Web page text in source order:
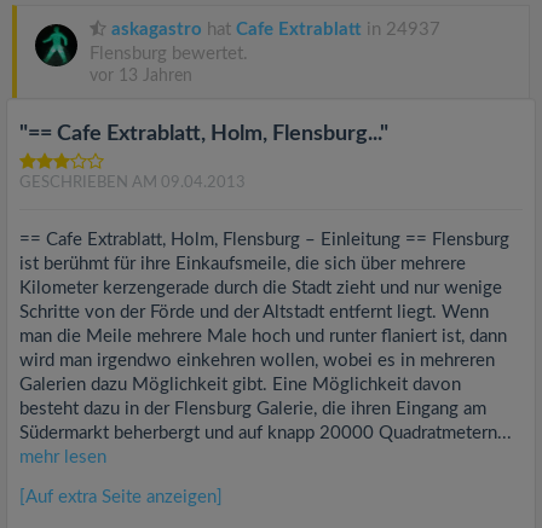
askagastro hat Cafe Extrablatt in 24937
Flensburg bewertet.
vor 13 Jahren
"== Cafe Extrablatt, Holm, Flensburg..."
GESCHRIEBEN AM 09.04.2013
== Cafe Extrablatt, Holm, Flensburg – Einleitung == Flensburg
ist berühmt für ihre Einkaufsmeile, die sich über mehrere
Kilometer kerzengerade durch die Stadt zieht und nur wenige
Schritte von der Förde und der Altstadt entfernt liegt. Wenn
man die Meile mehrere Male hoch und runter flaniert ist, dann
wird man irgendwo einkehren wollen, wobei es in mehreren
Galerien dazu Möglichkeit gibt. Eine Möglichkeit davon
besteht dazu in der Flensburg Galerie, die ihren Eingang am
Südermarkt beherbergt und auf knapp 20000 Quadratmetern...
mehr lesen
[Auf extra Seite anzeigen]